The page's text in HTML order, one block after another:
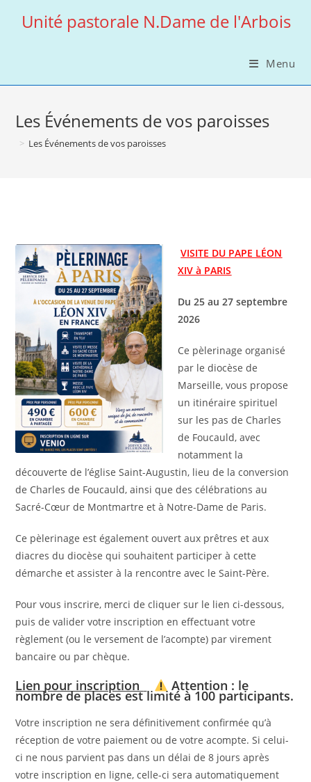
Unité pastorale N.Dame de l'Arbois
Menu
Les Événements de vos paroisses
> Les Événements de vos paroisses
VISITE DU PAPE LÉON
XIV à PARIS
Du 25 au 27 septembre
2026
Ce pèlerinage organisé
par le diocèse de
Marseille, vous propose
un itinéraire spirituel
sur les pas de Charles
de Foucauld, avec
notamment la
découverte de l’église Saint-Augustin, lieu de la conversion
de Charles de Foucauld, ainsi que des célébrations au
Sacré-Cœur de Montmartre et à Notre-Dame de Paris.
Ce pèlerinage est également ouvert aux prêtres et aux
diacres du diocèse qui souhaitent participer à cette
démarche et assister à la rencontre avec le Saint-Père.
Pour vous inscrire, merci de cliquer sur le lien ci-dessous,
puis de valider votre inscription en effectuant votre
règlement (ou le versement de l’acompte) par virement
bancaire ou par chèque.
Lien pour inscription Attention : le
nombre de places est limité à 100 participants.
Votre inscription ne sera définitivement confirmée qu’à
réception de votre paiement ou de votre acompte. Si celui-
ci ne nous parvient pas dans un délai de 8 jours après
votre inscription en ligne, celle-ci sera automatiquement